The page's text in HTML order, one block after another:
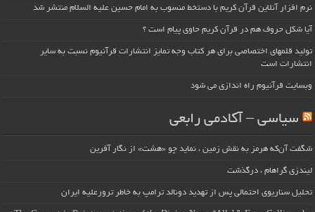
نرم افزار آنلاین قرآن کریم با دستخط منسوب به امام حسین علیه السلام منتشر شد
آیا شکل حروف هم در قرآن کریم حاوی پیام است ؟
تولید قلمهای اختصاصی برای هر کتاب وجه تمایز انتشارات قرآنیوم نسبت به سایر
انتشارات است
وبسایت قرآنیوم راه اندازی می شود
سیاسی – آکادمی رابعی
شگفت آن‌که هرمز به نقش زمین ، نماید چو «هشت» از نگار آفرین
لیندزی گراهام ، درگذشت
تحلیل سناریوی احتمالی پس از تهدید دونالد ترامپ به خاطر ترورعلیه ایران